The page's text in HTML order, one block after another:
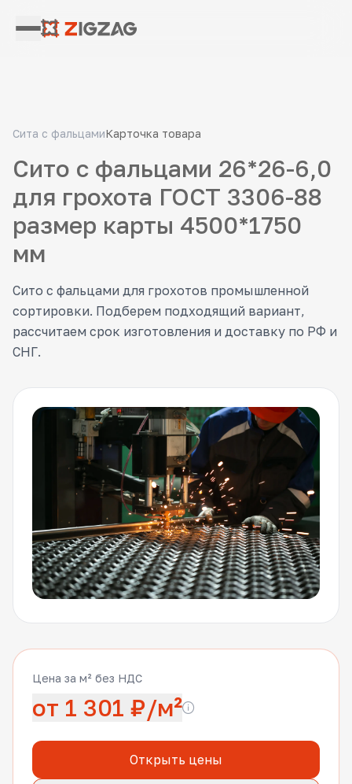
Сита с фальцамиКарточка товара
Сито с фальцами 26*26-6,0
для грохота ГОСТ 3306-88
размер карты 4500*1750
мм
Сито с фальцами для грохотов промышленной
сортировки. Подберем подходящий вариант,
рассчитаем срок изготовления и доставку по РФ и
СНГ.
Цена за м² без НДС
от 1 301 ₽/м²
Открыть цены